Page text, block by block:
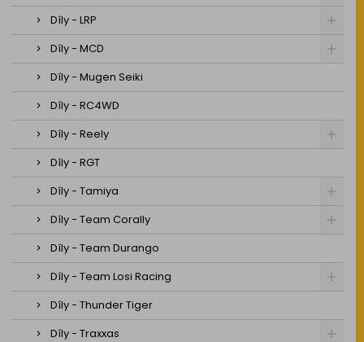
Díly - LRP
Díly - MCD
Díly - Mugen Seiki
Díly - RC4WD
Díly - Reely
Díly - RGT
Díly - Tamiya
Díly - Team Corally
Díly - Team Durango
Díly - Team Losi Racing
Díly - Thunder Tiger
Díly - Traxxas